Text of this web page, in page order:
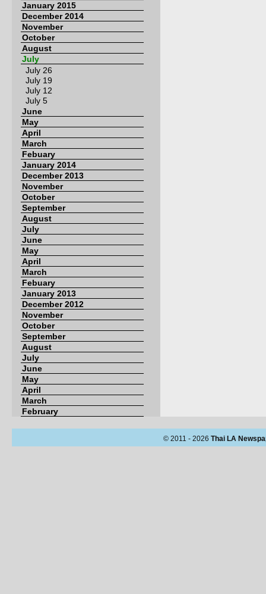
January 2015
December 2014
November
October
August
July
July 26
July 19
July 12
July 5
June
May
April
March
Febuary
January 2014
December 2013
November
October
September
August
July
June
May
April
March
Febuary
January 2013
December 2012
November
October
September
August
July
June
May
April
March
February
© 2011 - 2026 Thai LA